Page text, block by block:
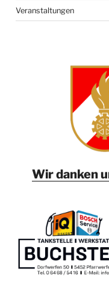
Veranstaltungen
Wir danken